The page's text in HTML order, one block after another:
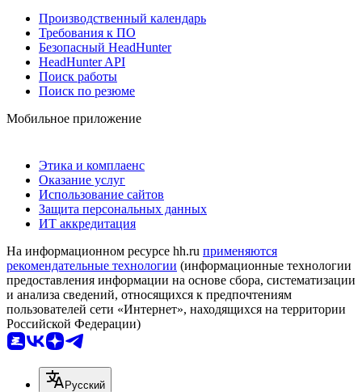
Производственный календарь
Требования к ПО
Безопасный HeadHunter
HeadHunter API
Поиск работы
Поиск по резюме
Мобильное приложение
Этика и комплаенс
Оказание услуг
Использование сайтов
Защита персональных данных
ИТ аккредитация
На информационном ресурсе hh.ru применяются
рекомендательные технологии (информационные технологии
предоставления информации на основе сбора, систематизации
и анализа сведений, относящихся к предпочтениям
пользователей сети «Интернет», находящихся на территории
Российской Федерации)
Русский